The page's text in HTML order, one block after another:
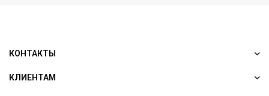
КОНТАКТЫ
КЛИЕНТАМ